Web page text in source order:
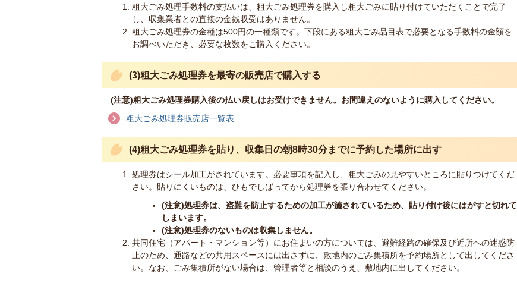
粗大ごみ処理手数料の支払いは、粗大ごみ処理券を購入し粗大ごみに貼り付けていただくことで完了
し、収集業者との直接の金銭収受はありません。
粗大ごみ処理券の金種は500円の一種類です。下段にある粗大ごみ品目表で必要となる手数料の金額を
お調べいただき、必要な枚数をご購入ください。
(3)粗大ごみ処理券を最寄の販売店で購入する
(注意)粗大ごみ処理券購入後の払い戻しはお受けできません。お間違えのないように購入してください。
粗大ごみ処理券販売店一覧表
​​​​​​​(4)粗大ごみ処理券を貼り、収集日の朝8時30分までに予約した場所に出す
処理券はシール加工がされています。必要事項を記入し、粗大ごみの見やすいところに貼りつけてくだ
さい。貼りにくいものは、ひもでしばってから処理券を張り合わせてください。
(注意)処理券は、盗難を防止するための加工が施されているため、貼り付け後にはがすと切れて
しまいます。
(注意)処理券のないものは収集しません。
共同住宅（アパート・マンション等）にお住まいの方については、避難経路の確保及び近所への迷惑防
止のため、通路などの共用スペースには出さずに、敷地内のごみ集積所を予約場所として出してくださ
い。なお、ごみ集積所がない場合は、管理者等と相談のうえ、敷地内に出してください。